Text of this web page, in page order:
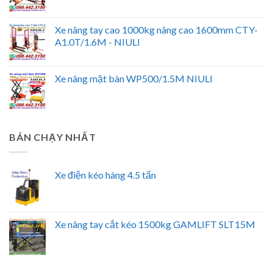
Xe nâng tay cao 1000kg nâng cao 1600mm CTY-
A1.0T/1.6M - NIULI
Xe nâng mặt bàn WP500/1.5M NIULI
BÁN CHẠY NHẤT
Xe điện kéo hàng 4.5 tấn
Xe nâng tay cắt kéo 1500kg GAMLIFT SLT15M